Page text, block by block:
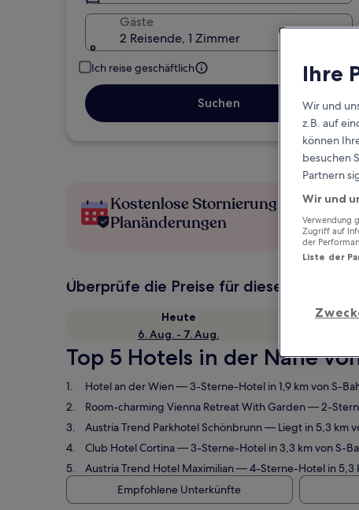
Gäste
2 Reisende, 1 Zimmer
Ich reise geschäftlich
Suchen
Kostenlose Stornierung bei
Planänderungen
Überprüfe die Preise für diese Daten
Heute
6. Aug. - 7. Aug.
Top 5 Hotels in der Nähe
Hotel an der Wien— 3-Sterne-Hotel in 1,9 km von S-
Room-charming Vienna Retreat With Garden— 2-
Austria Trend Parkhotel Schönbrunn— Liegt in 5,3 km
Club Hotel Cortina— 3-Sterne-Hotel in 3,3 km von S-
Austria Trend Hotel Maximilian— 4-Sterne-Hotel in 5,3
Empfohlene Unterkünfte
Ihre
Wir und
z.B. auf
können
besuchen
Partnern
Wir und
Verwendung
Zugriff auf
der
Liste der